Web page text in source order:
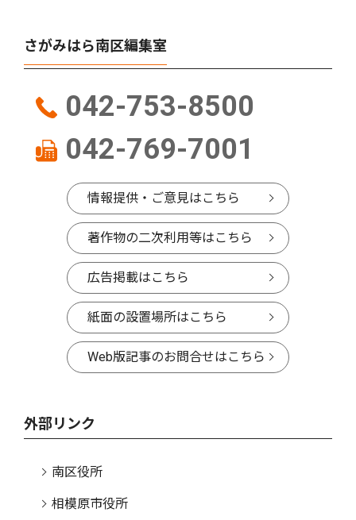
さがみはら南区編集室
042-753-8500
042-769-7001
情報提供・ご意見はこちら
著作物の二次利用等はこちら
広告掲載はこちら
紙面の設置場所はこちら
Web版記事のお問合せはこちら
外部リンク
南区役所
相模原市役所